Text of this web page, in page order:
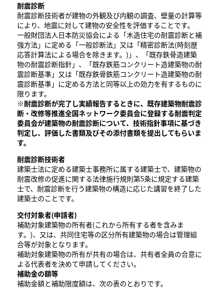
耐震診断
耐震診断技術者が建物の外観及び内観の調査、壁量の計算等
により、地震に対して建物の安全性を評価することです。
一般財団法人日本防災協会による「木造住宅の耐震診断と補
強方法」に定める「一般診断法」又は「精密診断法(時刻歴
応答計算法による場合を除きます。)」、「既存鉄骨造建築
物の耐震診断指針」、「既存鉄筋コンクリート造建築物の耐
震診断基準」又は「既存鉄骨鉄筋コンクリート造建築物の耐
震診断基準」に定める方法と同等以上の効力を有するものに
限ります。
※耐震診断が完了し実績報告するときに、既存建築物耐震診
断・改修等推進全国ネットワーク委員会に登録する耐震判定
委員会が建築物の耐震診断について、技術指針事項に基づき
判定し、評価した書類及びその添付書類を提出してもらいま
す。
耐震診断技術者
建築士法に定める建築士事務所に属する建築士で、建築物の
耐震改修の促進に関する法律施行規則第5条に規定する建築
士で、耐震診断を行う建築物の構造に応じた講習を終了した
建築士のことです。
交付対象者(申請者)
補助対象建築物の所有者(これから所有する者を含みま
す。)、又は、共同住宅等の区分所有建築物の場合は管理組
合等が対象となります。
補助対象建築物の所有が共有の場合は、共有者全員の合意に
よる代表者を決めて申請してください。
補助金の額等
補助金額と補助限度額は、次の表のとおりです。